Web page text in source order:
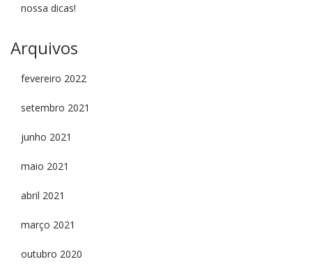
nossa dicas!
Arquivos
fevereiro 2022
setembro 2021
junho 2021
maio 2021
abril 2021
março 2021
outubro 2020